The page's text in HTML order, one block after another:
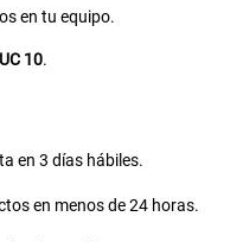
en tu equipo.
10.
en 3 días hábiles.
en menos de 24 horas.